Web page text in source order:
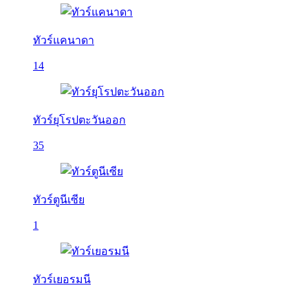
ทัวร์แคนาดา
14
ทัวร์ยุโรปตะวันออก
35
ทัวร์ตูนีเซีย
1
ทัวร์เยอรมนี